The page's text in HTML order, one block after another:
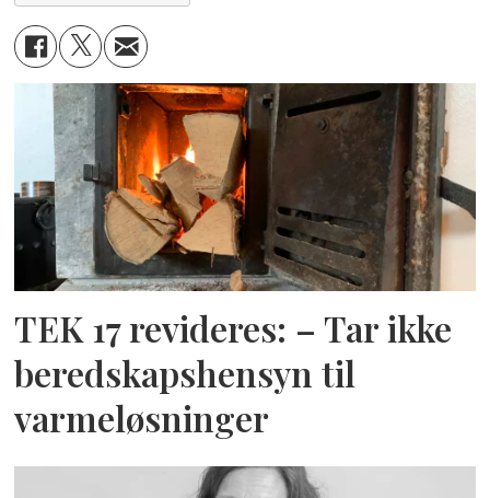
TEK 17 revideres: – Tar ikke
beredskapshensyn til
varmeløsninger